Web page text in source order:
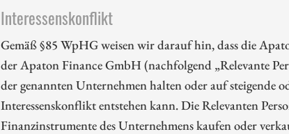
Interessenskonflikt
Gemäß §85 WpHG weisen wir darauf hin, dass die
der Apaton Finance GmbH (nachfolgend „Relevante
der genannten Unternehmen halten oder auf steigende
Interessenskonflikt entstehen kann. Die Relevanten
Finanzinstrumente des Unternehmens kaufen oder